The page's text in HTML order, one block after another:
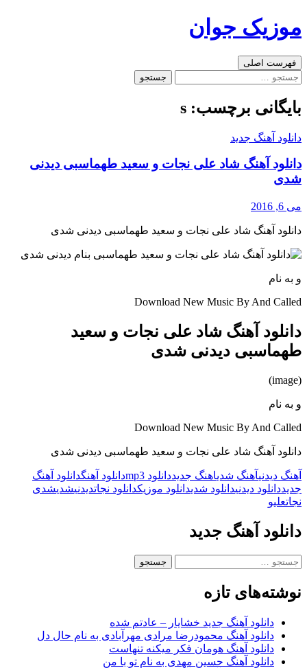
به
موزیک جوان
جست‌وجو
فهرست اصلی
جستجو
بایگانی برچسب: s
دانلود آهنگ جدید
دانلود آهنگ شاد علی نجات و سعید طهماسبی دیدنی
شدی
می 6, 2016
دانلود آهنگ شاد علی نجات و سعید طهماسبی دیدنی شدی
و به نام
Download New Music By And Called
دانلود آهنگ شاد علی نجات و سعید
طهماسبی دیدنی شدی
(image)
و به نام
Download New Music By And Called
دانلود آهنگ شاد علی نجات و سعید طهماسبی دیدنی شدی
آهنگ دیدنیآهنگ شدیاهنگ جدیددانلود mp3 دانلود آهنگدانلود آهنگ
جدیددانلود دیدنیدانلود شدیدانلود موزیکدانلود نجاتدیدنیشدیشدی
نجاتعلیو
دانلود آهنگ جدید
جستجو
نوشته‌های تازه
دانلود آهنگ جدید خشایار – عادتم شده
دانلود آهنگ محمودرضا مرادی مهرآبادی به نام حال دل
دانلود آهنگ هومان فکر میکنه تنهاست
دانلود آهنگ حسین مهدی به نام تو با من